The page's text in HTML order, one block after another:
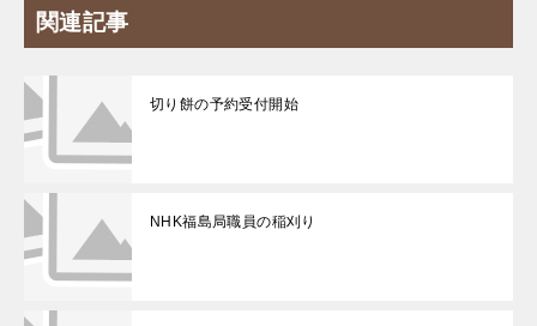
関連記事
切り餅の予約受付開始
NHK福島局職員の稲刈り